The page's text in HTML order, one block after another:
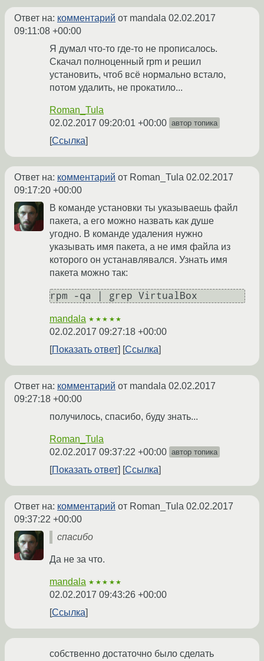
Ответ на: комментарий от mandala 02.02.2017
09:11:08 +00:00
Я думал что-то где-то не прописалось.
Скачал полноценный rpm и решил
установить, чтоб всё нормально встало,
потом удалить, не прокатило...
Roman_Tula
02.02.2017 09:20:01 +00:00 автор топика
Ссылка
Ответ на: комментарий от Roman_Tula 02.02.2017
09:17:20 +00:00
В команде установки ты указываешь файл
пакета, а его можно назвать как душе
угодно. В команде удаления нужно
указывать имя пакета, а не имя файла из
которого он устанавлявался. Узнать имя
пакета можно так:
mandala ★★★★★
02.02.2017 09:27:18 +00:00
Показать ответ
Ссылка
Ответ на: комментарий от mandala 02.02.2017
09:27:18 +00:00
получилось, спасибо, буду знать...
Roman_Tula
02.02.2017 09:37:22 +00:00 автор топика
Показать ответ Ссылка
Ответ на: комментарий от Roman_Tula 02.02.2017
09:37:22 +00:00
спасибо
Да не за что.
mandala ★★★★★
02.02.2017 09:43:26 +00:00
Ссылка
собственно достаточно было сделать